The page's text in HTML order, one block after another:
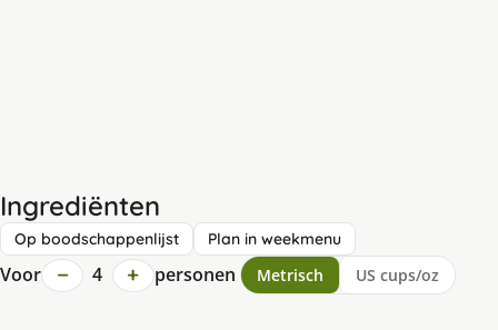
Ingrediënten
Op boodschappenlijst Plan in weekmenu
Voor − 4 + personen Metrisch US cups/oz